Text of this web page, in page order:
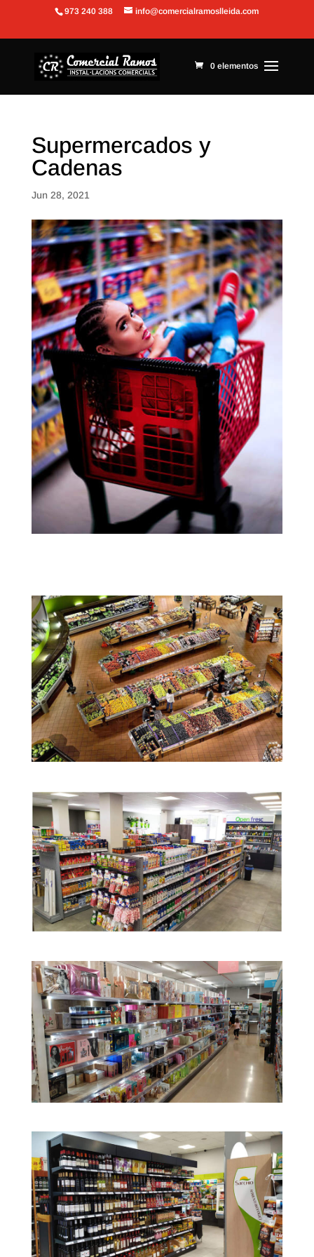
Abrir barra de herramientas
973 240 388 info@comercialramoslleida.com
0 elementos
Supermercados y
Cadenas
Jun 28, 2021